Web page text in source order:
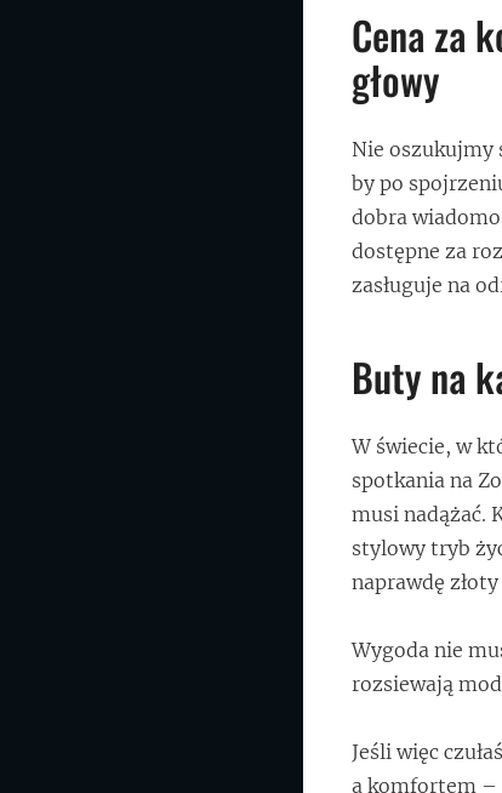
Cena za
głowy
Nie oszukujmy
by po
dobra
dostępne za
zasługuje na
Buty na
W świecie, w
spotkania na
musi nadążać.
stylowy tryb
naprawdę
Wygoda nie
rozsiewają
Jeśli więc
a komfortem –